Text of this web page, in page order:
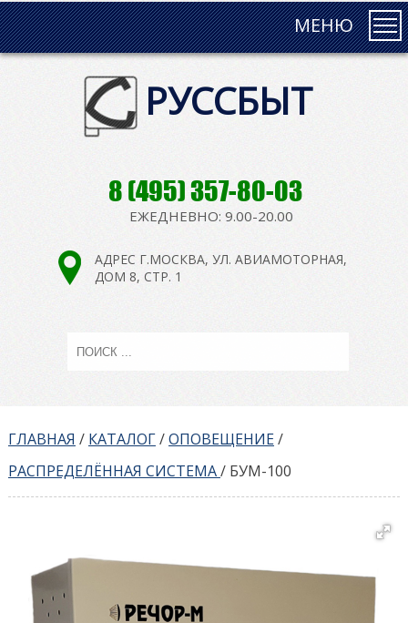
МЕНЮ
РУССБЫТ
8 (495) 357-80-03
ЕЖЕДНЕВНО: 9.00-20.00
АДРЕС Г.МОСКВА, УЛ. АВИАМОТОРНАЯ,
ДОМ 8, СТР. 1
ГЛАВНАЯ / КАТАЛОГ/ОПОВЕЩЕНИЕ/
РАСПРЕДЕЛЁННАЯ СИСТЕМА/ БУМ-100